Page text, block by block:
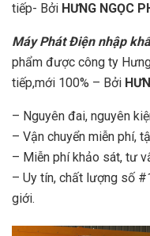
tiếp- Bởi HƯNG NGỌC
Máy Phát Điện nhập
phẩm được công ty
tiếp,mới 100% – Bởi
– Nguyên đai, nguyên
– Vận chuyển miễn phí,
– Miễn phí khảo sát, tư
– Uy tín, chất lượng số
giới.